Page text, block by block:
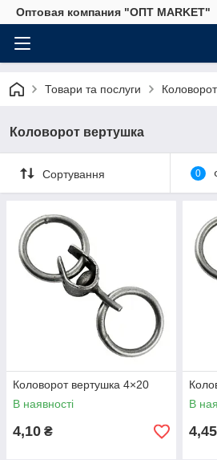
Оптовая компания "ОПТ MARKET"
Товари та послуги
Коловорот вертушка
Сортування 0
Коловорот вертушка 4×20
В наявності
4,10 ₴
В
4,45